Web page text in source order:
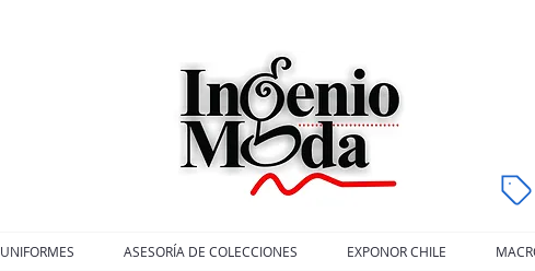
UNIFORMES ASESORÍA DE COLECCIONES EXPONOR CHILE